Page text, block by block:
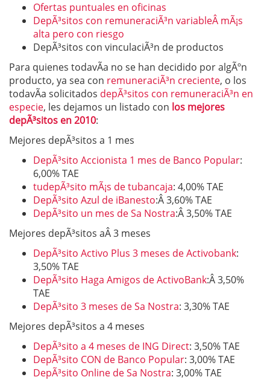
Ofertas puntuales en oficinas
DepÃ³sitos con remuneraciÃ³n variableÂ mÃ¡s
alta pero con riesgo
DepÃ³sitos con vinculaciÃ³n de productos
Para quienes todavÃ­a no se han decidido por algÃºn
producto, ya sea con remuneraciÃ³n creciente, o los
todavÃ­a solicitados depÃ³sitos con remuneraciÃ³n en
especie, les dejamos un listado con los mejores
depÃ³sitos en 2010:
Mejores depÃ³sitos a 1 mes
DepÃ³sito Accionista 1 mes de Banco Popular:
6,00% TAE
tudepÃ³sito mÃ¡s de tubancaja: 4,00% TAE
DepÃ³sito Azul de iBanesto:Â 3,60% TAE
DepÃ³sito un mes de Sa Nostra:Â 3,50% TAE
Mejores depÃ³sitos aÂ 3 meses
DepÃ³sito Activo Plus 3 meses de Activobank:
3,50% TAE
DepÃ³sito Haga Amigos de ActivoBank:Â 3,50%
TAE
DepÃ³sito 3 meses de Sa Nostra: 3,30% TAE
Mejores depÃ³sitos a 4 meses
DepÃ³sito a 4 meses de ING Direct: 3,50% TAE
DepÃ³sito CON de Banco Popular: 3,00% TAE
DepÃ³sito Online de Sa Nostra: 3,00% TAE